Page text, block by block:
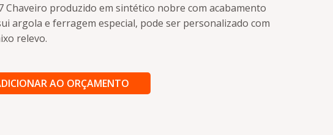
Chaveiro produzido em sintético nobre com acabamento
argola e ferragem especial, pode ser personalizado com
relevo.
AO ORÇAMENTO